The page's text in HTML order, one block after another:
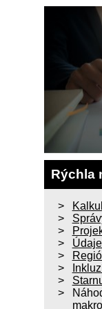
Rýchla